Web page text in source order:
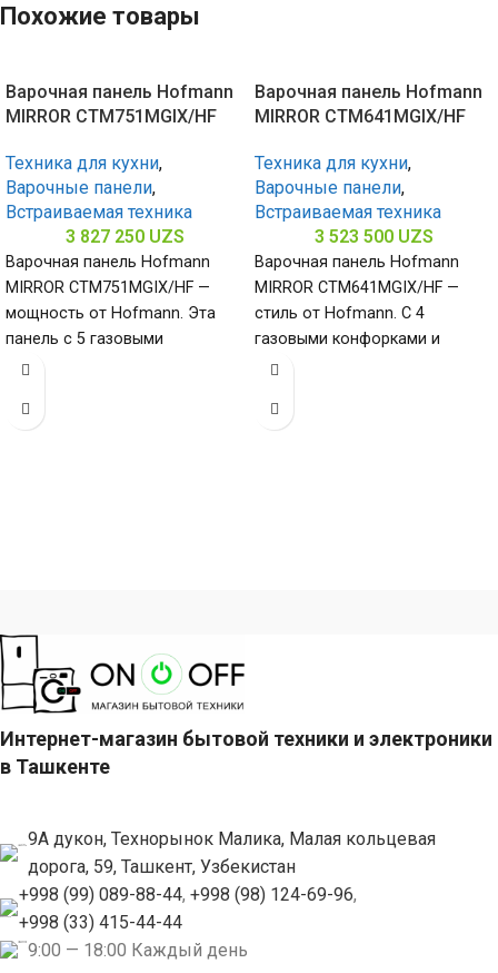
Похожие товары
Варочная панель Hofmann
MIRROR CTM751MGIX/HF
Техника для кухни,
Варочные панели,
Встраиваемая техника
3 827 250 UZS
Варочная панель Hofmann
MIRROR CTM751MGIX/HF —
мощность от Hofmann. Эта
панель с 5 газовыми
конфорками и нержавеющей
Варочная панель Hofmann
MIRROR CTM641MGIX/HF
Техника для кухни,
Варочные панели,
Встраиваемая техника
3 523 500 UZS
Варочная панель Hofmann
MIRROR CTM641MGIX/HF —
стиль от Hofmann. С 4
газовыми конфорками и
поверхностью из
(габариты 65
Интернет-магазин бытовой техники и электроники
в Ташкенте
9А дукон, Технорынок Малика, Малая кольцевая
дорога, 59, Ташкент, Узбекистан
+998 (99) 089-88-44, +998 (98) 124-69-96,
+998 (33) 415-44-44
9:00 — 18:00 Каждый день